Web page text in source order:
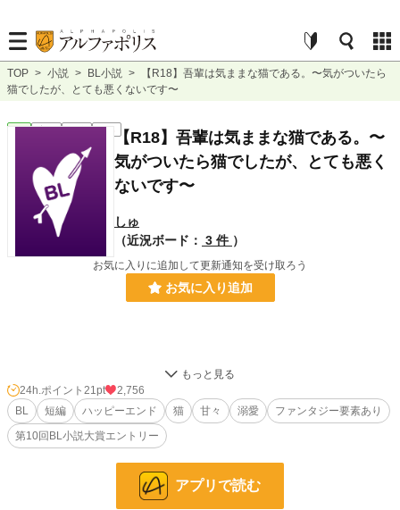
TOP > 小説 > BL小説 >
【R18】吾輩は気ままな猫である。〜気がついたら
猫でしたが、とても悪くないです〜
BL 完結 短編 R18 【R18】吾輩は気ままな猫である。〜
気がついたら猫でしたが、とても悪く
ないです〜
しゅ
（近況ボード： 3 件 ）
お気に入りに追加して更新通知を受け取ろう
お気に入り追加
猫と人間の超スピーディーイチャイチャハッピーエンド物語です。起承転結ない
です。おかしいな。どうしてだろう。
作者はやはり獣人とショタが好きです。(フィクションに限りますよ、勿論。)
※主人公(受け)と攻めの視点変更があります。
わかりにくかったら教えてください。
24h.ポイント 21pt
2,756
BL
短編 ハッピーエンド 猫 甘々 溺愛
ファンタジー要素あり
第10回BL小説大賞エントリー
アプリで読む